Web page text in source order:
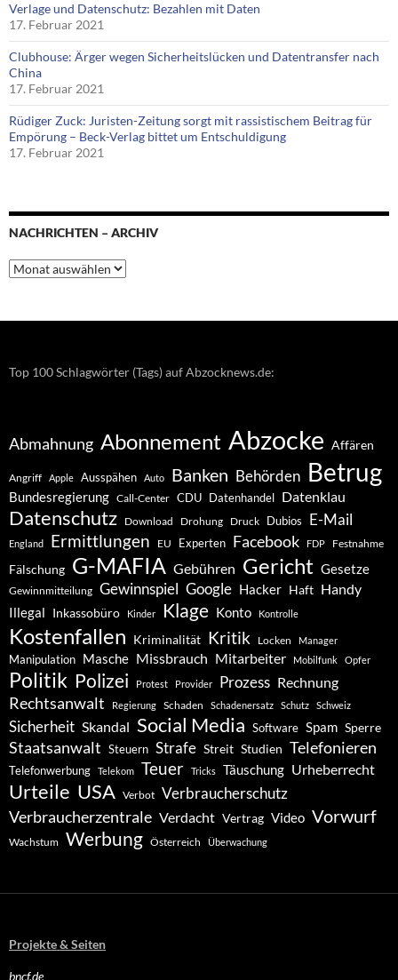
Verlage und Datenschutz: Bezahlen mit Daten
17. Februar 2021
Clubhouse: Ärger wegen Sicherheitslücken und Datentransfer nach
China
17. Februar 2021
Rüdiger Zuck: Juristen-Zeitung sorgt mit rassistischem Beitrag für
Empörung – Beck-Verlag bittet um Entschuldigung
17. Februar 2021
NACHRICHTEN – ARCHIV
Nachrichten
–
Top 100 Schlagwörter (Tags) auf Abzocknews.de:
Abmahnung Abonnement Abzocke Affären
Angriff Apple Ausspähen Auto Banken Behörden Betrug
Bundesregierung Call-Center CDU Datenhandel Datenklau
Datenschutz Download Drohung Druck Dubios E-Mail
England Ermittlungen EU Experten Facebook FDP Festnahme
Fälschung G-MAFIA Gebühren Gericht Gesetze
Gewinnmitteilung Gewinnspiel Google Hacker Haft Handy
Illegal Inkassobüro Kinder Klage Konto Kontrolle
Kostenfallen Kriminalität Kritik Locken Manager
Manipulation Masche Missbrauch Mitarbeiter Mobilfunk Opfer
Politik Polizei Protest Provider Prozess Rechnung
Rechtsanwalt Regierung Schaden Schadenersatz Schutz Schweiz
Sicherheit Skandal Social Media Software Spam Sperre
Staatsanwalt Steuern Strafe Streit Studien Telefonieren
Telefonwerbung Telekom Teuer Tricks Täuschung Urheberrecht
Urteile USA Verbot Verbraucherschutz
Verbraucherzentrale Verdacht Vertrag Video Vorwurf
Wachstum Werbung Österreich Überwachung
Projekte & Seiten
bncf.de